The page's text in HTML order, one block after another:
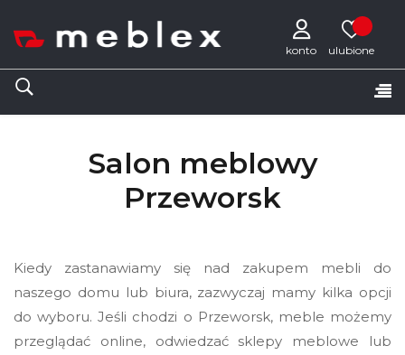
konto
☰
Salon meblowy
Przeworsk
Kiedy zastanawiamy się nad zakupem mebli do
naszego domu lub biura, zazwyczaj mamy kilka opcji
do wyboru. Jeśli chodzi o Przeworsk, meble możemy
przeglądać online, odwiedzać sklepy meblowe lub